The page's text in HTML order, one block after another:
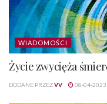
WIADOMOŚCI
Życie zwycięża
DODANE PRZEZVV 08-04-2023